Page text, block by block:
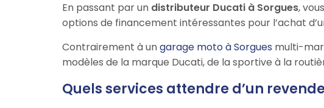
En passant par un distributeur Ducati à Sorgues,
options de financement intéressantes pour l’achat
Contrairement à ungarage moto à Sorgues multi-
modèles de la marque Ducati, de la sportive à la
Quels services attendre d’un